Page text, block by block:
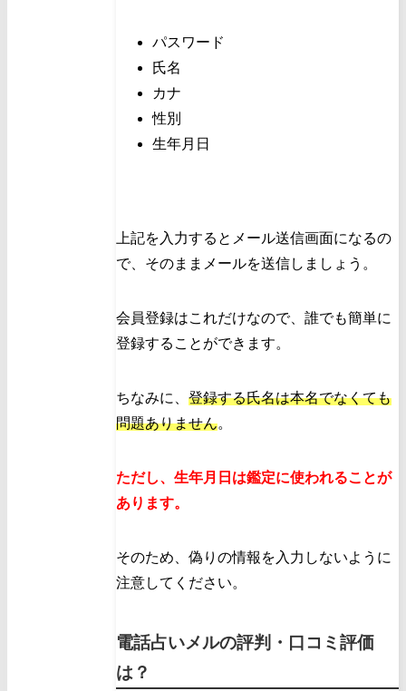
パスワード
氏名
カナ
性別
生年月日
上記を入力するとメール送信画面になるの
で、そのままメールを送信しましょう。
会員登録はこれだけなので、誰でも簡単に
登録することができます。
ちなみに、 登録する氏名は本名でなくても
問題ありません。
ただし、生年月日は鑑定に使われることが
あります。
そのため、偽りの情報を入力しないように
注意してください。
電話占いメルの評判・口コミ評価
は？